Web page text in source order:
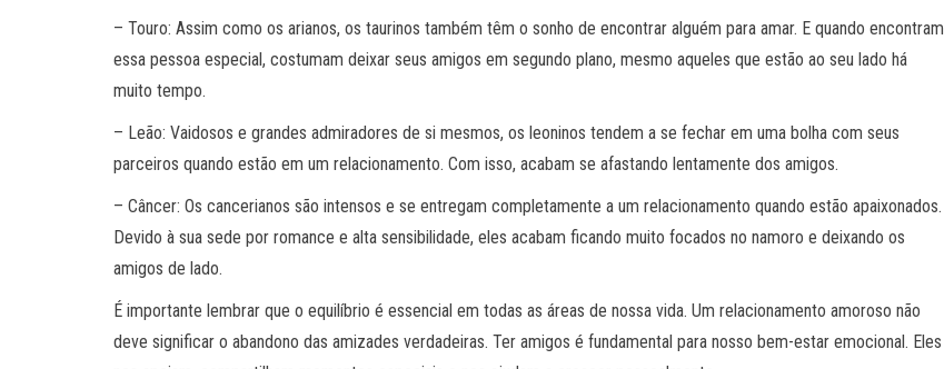
– Touro: Assim como os arianos, os taurinos também têm o sonho de encontrar alguém para amar. E quando encontram
essa pessoa especial, costumam deixar seus amigos em segundo plano, mesmo aqueles que estão ao seu lado há
muito tempo.
– Leão: Vaidosos e grandes admiradores de si mesmos, os leoninos tendem a se fechar em uma bolha com seus
parceiros quando estão em um relacionamento. Com isso, acabam se afastando lentamente dos amigos.
– Câncer: Os cancerianos são intensos e se entregam completamente a um relacionamento quando estão apaixonados.
Devido à sua sede por romance e alta sensibilidade, eles acabam ficando muito focados no namoro e deixando os
amigos de lado.
É importante lembrar que o equilíbrio é essencial em todas as áreas de nossa vida. Um relacionamento amoroso não
deve significar o abandono das amizades verdadeiras. Ter amigos é fundamental para nosso bem-estar emocional. Eles